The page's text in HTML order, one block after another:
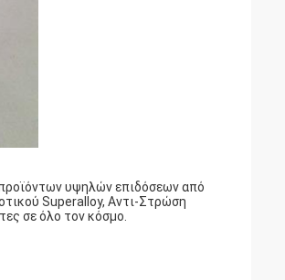
υψηλών επιδόσεων από
Superalloy, Αντι-Στρώση
σε όλο τον κόσμο.